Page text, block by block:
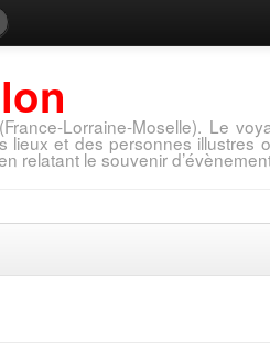
Lorraine-Moselle). Le
et des personnes
le souvenir